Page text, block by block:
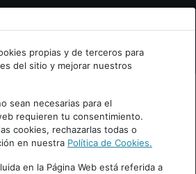
tu email.
propias y de terceros para
del sitio y mejorar nuestros
sean necesarias para el
requieren tu consentimiento.
cookies, rechazarlas todas o
en nuestra Política de Cookies.
en la Página Web está referida a